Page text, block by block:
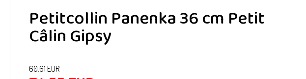
Petitcollin Panenka 36 cm Petit
Câlin Gipsy
60.61 EUR